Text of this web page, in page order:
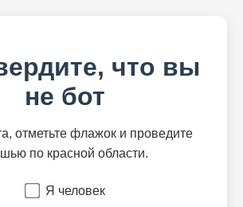
что вы
не бот
отметьте флажок и проведите
по красной области.
Я человек